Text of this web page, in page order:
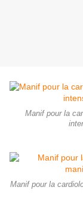
Manif pour la
Manif pour la